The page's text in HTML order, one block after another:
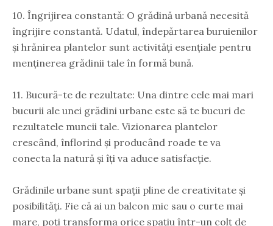
10. Îngrijirea constantă: O grădină urbană necesită
îngrijire constantă. Udatul, îndepărtarea buruienilor
și hrănirea plantelor sunt activități esențiale pentru
menținerea grădinii tale în formă bună.
11. Bucură-te de rezultate: Una dintre cele mai mari
bucurii ale unei grădini urbane este să te bucuri de
rezultatele muncii tale. Vizionarea plantelor
crescând, înflorind și producând roade te va
conecta la natură și îți va aduce satisfacție.
Grădinile urbane sunt spații pline de creativitate și
posibilități. Fie că ai un balcon mic sau o curte mai
mare, poți transforma orice spațiu într-un colț de